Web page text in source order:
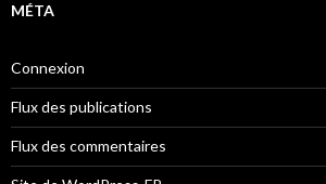
MÉTA
Connexion
Flux des publications
Flux des commentaires